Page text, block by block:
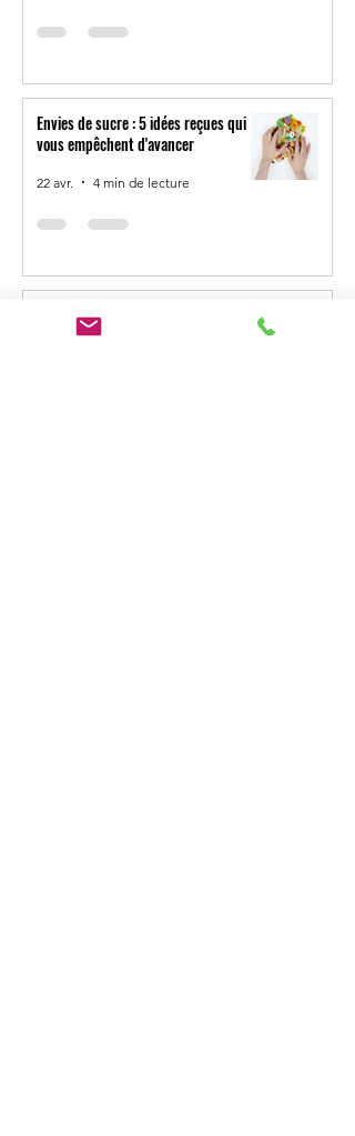
Envies de sucre : 5 idées reçues qui
vous empêchent d'avancer
22 avr. 4 min de lecture
Hyperphagie et compulsions
alimentaires : une nouvelle page